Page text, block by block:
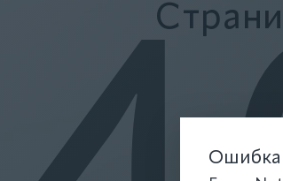
Ошибка